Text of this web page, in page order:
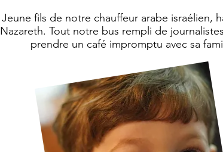
Jeune fils de notre chauffeur arabe israélien,
Nazareth. Tout notre bus rempli de
prendre un café impromptu avec sa